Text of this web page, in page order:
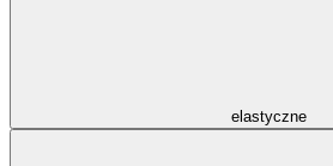
elastyczne